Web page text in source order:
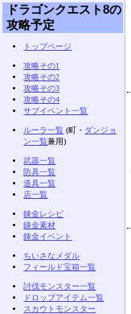
ドラゴンクエスト8の
攻略予定
トップページ
攻略その1
攻略その2
攻略その3
攻略その4
サブイベント一覧
ルーラ一覧 (町・ ダンジョ
ン一覧兼用)
武器一覧
防具一覧
道具一覧
店一覧
錬金レシピ
錬金素材
錬金イベント
ちいさなメダル
フィールド宝箱一覧
討伐モンスター一覧
ドロップアイテム一覧
スカウトモンスター